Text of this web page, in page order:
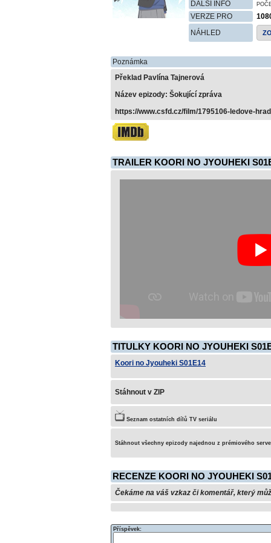
DALŠÍ INFO
VERZE PRO
NÁHLED
Poznámka
Překlad Pavlína Tajnerová
Název epizody: Šokující zpráva
https://www.csfd.cz/film/1795106-ledove-
TRAILER KOORI NO JYOUHEKI
TITULKY KOORI NO JYOUHEKI
Koori no Jyouheki S01E14
Stáhnout v ZIP
Seznam ostatních dílů TV seriálu
Stáhnout všechny epizody najednou z prémiového
RECENZE KOORI NO JYOUHEKI
Čekáme na váš vzkaz či komentář, který
Příspěvek: